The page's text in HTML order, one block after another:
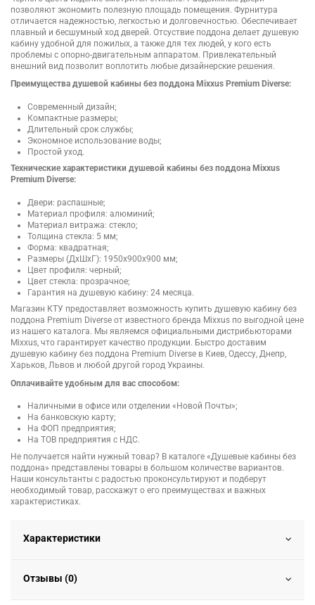
позволяют экономить полезную площадь помещения. Фурнитура
отличается надежностью, легкостью и долговечностью. Обеспечивает
плавный и бесшумный ход дверей. Отсуствие поддона делает душевую
кабину удобной для пожилых, а также для тех людей, у кого есть
проблемы с опорно-двигательным аппаратом. Привлекательный
внешний вид позволит воплотить любые дизайнерские решения.
Преимущества душевой кабины без поддона Mixxus Premium Diverse:
Современный дизайн;
Компактные размеры;
Длительный срок службы;
Экономное использование воды;
Простой уход.
Технические характеристики душевой кабины без поддона Mixxus
Premium Diverse:
Двери: распашные;
Материал профиля: алюминий;
Материал витража: стекло;
Толщина стекла: 5 мм;
Форма: квадратная;
Размеры (ДхШхГ): 1950х900х900 мм;
Цвет профиля: черный;
Цвет стекла: прозрачное;
Гарантия на душевую кабину: 24 месяца.
Магазин КТУ предоставляет возможность купить душевую кабину без
поддона Premium Diverse от известного бренда Mixxus по выгодной цене
из нашего каталога. Мы являемся официальными дистрибьюторами
Mixxus, что гарантирует качество продукции. Быстро доставим
душевую кабину без поддона Premium Diverse в Киев, Одессу, Днепр,
Харьков, Львов и любой другой город Украины.
Оплачивайте удобным для вас способом:
Наличными в офисе или отделении «Новой Почты»;
На банковскую карту;
На ФОП предприятия;
На ТОВ предприятия с НДС.
Не получается найти нужный товар? В каталоге «Душевые кабины без
поддона» представлены товары в большом количестве вариантов.
Наши консультанты с радостью проконсультируют и подберут
необходимый товар, расскажут о его преимуществах и важных
характеристиках.
Характеристики
Отзывы (0)